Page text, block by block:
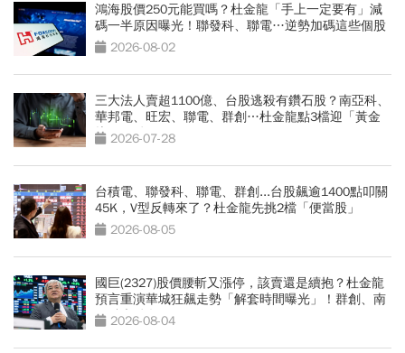
鴻海股價250元能買嗎？杜金龍「手上一定要有」減
碼一半原因曝光！聯發科、聯電…逆勢加碼這些個股
2026-08-02
三大法人賣超1100億、台股逃殺有鑽石股？南亞科、
華邦電、旺宏、聯電、群創…杜金龍點3檔迎「黃金
坑」買點
2026-07-28
台積電、聯發科、聯電、群創...台股飆逾1400點叩關
45K，V型反轉來了？杜金龍先挑2檔「便當股」
2026-08-05
國巨(2327)股價腰斬又漲停，該賣還是續抱？杜金龍
預言重演華城狂飆走勢「解套時間曝光」！群創、南
亞科也點名
2026-08-04